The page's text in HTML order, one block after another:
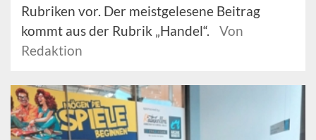
Rubriken vor. Der meistgelesene Beitrag
kommt aus der Rubrik „Handel“.
Von
Redaktion